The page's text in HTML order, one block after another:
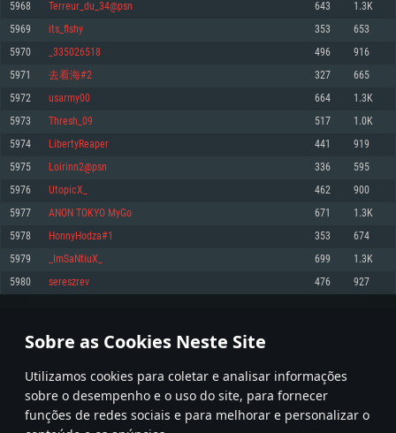
Sobre as Cookies Neste Site
Utilizamos cookies para coletar e analisar informações
sobre o desempenho e o uso do site, para fornecer
funções de redes sociais e para melhorar e personalizar o
Sistema Operativo: Windows 10 (64 bit)
Processador: Dual-Core 2.2 GHz
Memória: 4GB
Placa Gráfica: Placa com DirectX 11: AMD Radeon 77XX / NVIDIA GeForce
GTX 660. Resolução mínima suportada: 720p
Network: Internet de banda larga.
Disco: 23,1 GB
Recomendado
superior, Radeon RX 570 ou superior
Disco: 75,9 GB
Sistema Operativo: Mac OS Big Sur 11.0 ou versão mais recente
Processador: Core i5 2.2GHz mínimo (Intel Xeon não suportado)
Memória: 6 GB
Placa Gráfica: Intel Iris Pro 5200 (Mac), equivalentes AMD/Nvidia para Mac.
Resolução mínima suportada: 720p com suporte Metal.
Network: Internet de banda larga.
Disco: 21,5 GB
Recomendado
Network: Internet de banda larga.
Sistema Operativo: Distribuições mais modernas do Linux de 64bit
Processador: Dual-Core 2.4 GHz
Memória: 4 GB
Placa Gráfica: NVIDIA 660 com os drivers mais recentes (não mais de 6
meses) / equivalentes AMD com os drivers mais recentes com suporte
Vulkan (não mais de 6 meses); Resolução mínima suportada: 720p.
Network: Internet de banda larga.
Disco: 21,5 GB
Recomendado
Sistema Operativo: Ubuntu 20.04 64bit
Processador: Intel Core i7
Memória: 16 GB
Placa Gráfica: NVIDIA 1060 com os drivers mais recentes (não mais de 6
meses) / equivalentes AMD (Radeon RX 570) com os drivers mais recentes
Network: Internet de banda larga.
5968 Terreur_du_34@psn 643 1.3K
5969 its_flshy 353 653
5970 _335026518 496 916
5971 去看海#2 327 665
5972 usarmy00 664 1.3K
5973 Thresh_09 517 1.0K
5974 LibertyReaper 441 919
5975 Loirinn2@psn 336 595
5976 UtopicX_ 462 900
5977 ANON TOKYO MyGo 671 1.3K
5978 HonnyHodza#1 353 674
5979 _ImSaNtiuX_ 699 1.3K
5980 sereszrev 476 927